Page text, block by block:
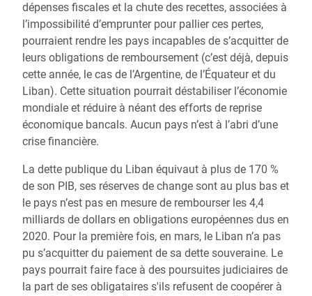
dépenses fiscales et la chute des recettes, associées à
l’impossibilité d’emprunter pour pallier ces pertes,
pourraient rendre les pays incapables de s’acquitter de
leurs obligations de remboursement (c’est déjà, depuis
cette année, le cas de l’Argentine, de l’Équateur et du
Liban). Cette situation pourrait déstabiliser l’économie
mondiale et réduire à néant des efforts de reprise
économique bancals. Aucun pays n’est à l’abri d’une
crise financière.
La dette publique du Liban équivaut à plus de 170 %
de son PIB, ses réserves de change sont au plus bas et
le pays n’est pas en mesure de rembourser les 4,4
milliards de dollars en obligations européennes dus en
2020. Pour la première fois, en mars, le Liban n’a pas
pu s’acquitter du paiement de sa dette souveraine. Le
pays pourrait faire face à des poursuites judiciaires de
la part de ses obligataires s'ils refusent de coopérer à